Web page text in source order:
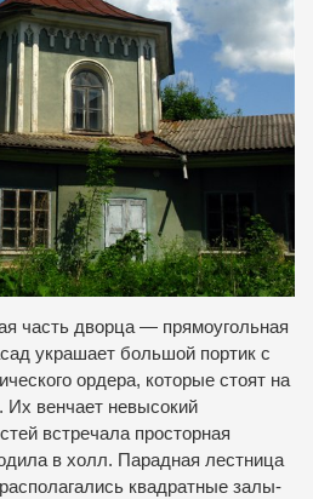
часть дворца — прямоугольная
украшает большой портик с
ордера, которые стоят на
Их венчает невысокий
встречала просторная
в холл. Парадная лестница
квадратные залы-